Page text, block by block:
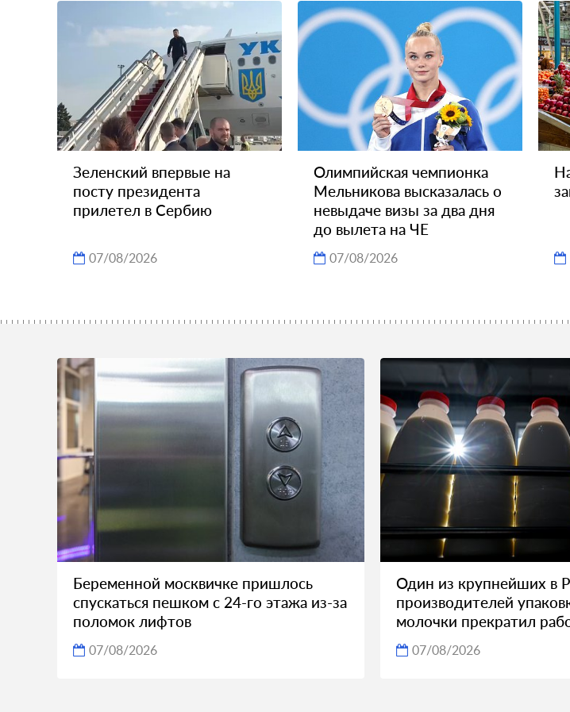
Зеленский впервые на
посту президента
прилетел в Сербию
07/08/2026
Олимпийская чемпионка
Мельникова высказалась о
невыдаче визы за два дня
до вылета на ЧЕ
07/08/2026
Беременной москвичке пришлось
спускаться пешком с 24-го этажа из-за
поломок лифтов
07/08/2026
Один из крупнейших в
производителей
молочки прекратил
07/08/2026